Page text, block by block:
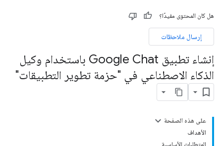
هل كان المحتوى مفيدًا؟
إرسال ملاحظات
إنشاء تطبيق Google Chat باستخدام وكيل
الذكاء الاصطناعي في "حزمة تطوير التطبيقات"
على هذه الصفحة
الأهداف
المتطلبات الأساسية